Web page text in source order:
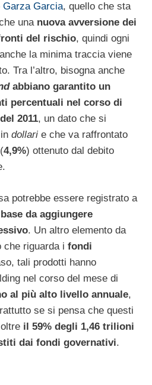
Garza Garcia, quello che sta
una nuova avversione dei
del rischio, quindi ogni
la minima traccia viene
Tra l’altro, bisogna anche
abbiano garantito un
percentuali nel corso di
2011, un dato che si
dollari e che va raffrontato
4,9%) ottenuto dal debito
potrebbe essere registrato a
da aggiungere
. Un altro elemento da
che riguarda i fondi
tali prodotti hanno
nel corso del mese di
al più alto livello annuale,
se si pensa che questi
il 59% degli 1,46 trilioni
dai fondi governativi.